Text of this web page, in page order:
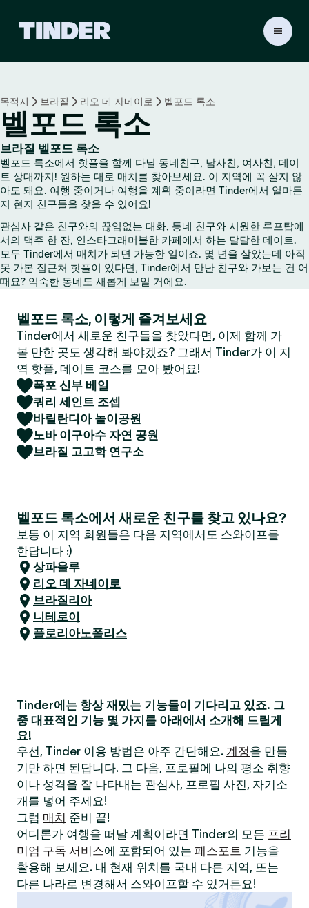
r
홈
목적지 브라질 리오 데 자네이로 벨포드 록소
벨포드 록소
브라질 벨포드 록소
벨포드 록소에서 핫플을 함께 다닐 동네친구, 남사친, 여사친, 데이
트 상대까지! 원하는 대로 매치를 찾아보세요. 이 지역에 꼭 살지 않
아도 돼요. 여행 중이거나 여행을 계획 중이라면 Tinder에서 얼마든
지 현지 친구들을 찾을 수 있어요!
관심사 같은 친구와의 끊임없는 대화, 동네 친구와 시원한 루프탑에
서의 맥주 한 잔, 인스타그래머블한 카페에서 하는 달달한 데이트.
모두 Tinder에서 매치가 되면 가능한 일이죠. 몇 년을 살았는데 아직
못 가본 집근처 핫플이 있다면, Tinder에서 만난 친구와 가보는 건 어
때요? 익숙한 동네도 새롭게 보일 거에요.
벨포드 록소, 이렇게 즐겨보세요
Tinder에서 새로운 친구들을 찾았다면, 이제 함께 가
볼 만한 곳도 생각해 봐야겠죠? 그래서 Tinder가 이 지
역 핫플, 데이트 코스를 모아 봤어요!
폭포 신부 베일
쿼리 세인트 조셉
바릴란디아 놀이공원
노바 이구아수 자연 공원
브라질 고고학 연구소
벨포드 록소에서 새로운 친구를 찾고 있나요?
보통 이 지역 회원들은 다음 지역에서도 스와이프를
한답니다 :)
상파울루
리오 데 자네이로
브라질리아
니테로이
플로리아노폴리스
Tinder에는 항상 재밌는 기능들이 기다리고 있죠. 그
중 대표적인 기능 몇 가지를 아래에서 소개해 드릴게
요!
우선, Tinder 이용 방법은 아주 간단해요. 계정을 만들
기만 하면 된답니다. 그 다음, 프로필에 나의 평소 취향
이나 성격을 잘 나타내는 관심사, 프로필 사진, 자기소
개를 넣어 주세요!
그럼 매치 준비 끝!
어디론가 여행을 떠날 계획이라면 Tinder의 모든 프리
미엄 구독 서비스에 포함되어 있는 패스포트 기능을
활용해 보세요. 내 현재 위치를 국내 다른 지역, 또는
다른 나라로 변경해서 스와이프할 수 있거든요!